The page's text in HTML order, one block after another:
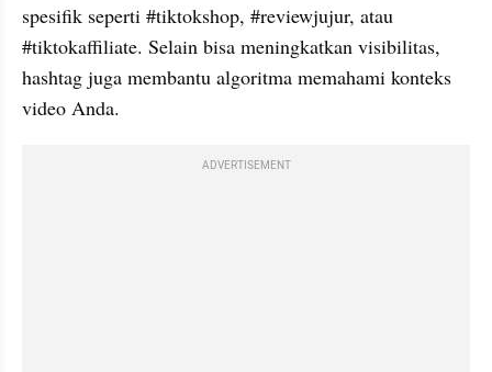
spesifik seperti #tiktokshop, #reviewjujur, atau
#tiktokaffiliate. Selain bisa meningkatkan visibilitas,
hashtag juga membantu algoritma memahami konteks
video Anda.
ADVERTISEMENT